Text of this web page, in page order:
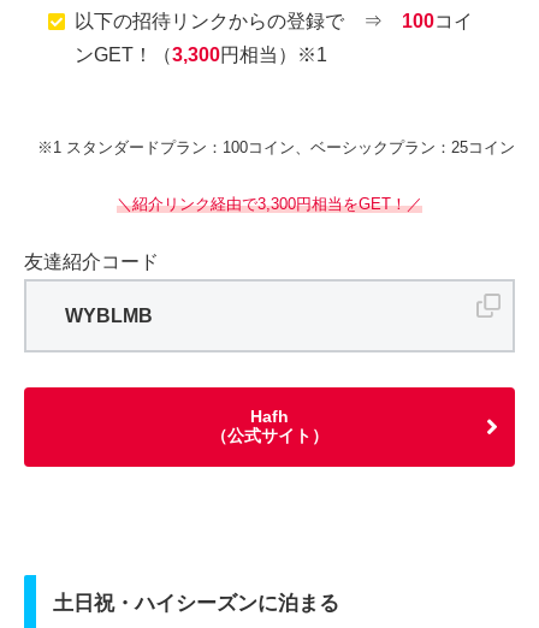
以下の招待リンクからの登録で ⇒ 100コイ
ンGET！（3,300円相当）※1
※1 スタンダードプラン：100コイン、ベーシックプラン：25コイン
＼紹介リンク経由で3,300円相当をGET！／
友達紹介コード
WYBLMB
Hafh
（公式サイト）
土日祝・ハイシーズンに泊まる